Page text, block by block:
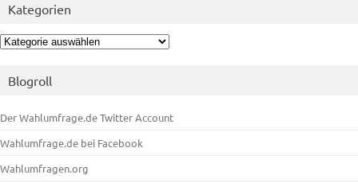
Kategorien
Kategorien
Blogroll
Der Wahlumfrage.de Twitter Account
Wahlumfrage.de bei Facebook
Wahlumfragen.org